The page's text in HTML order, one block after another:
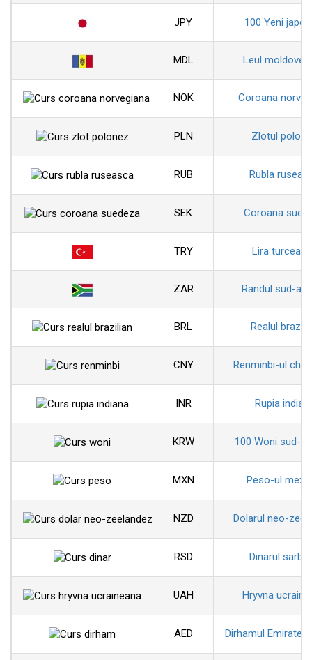
JPY 100 Yeni
MDL Leul
NOK Coroana
PLN Zlotul
RUB Rubla
SEK Coroana
TRY Lira
ZAR Randul sud-
BRL Realul
CNY Renminbi-ul
INR Rupia
KRW 100 Woni sud-
MXN Peso-ul
NZD Dolarul neo-
RSD Dinarul
UAH Hryvna
AED Dirhamul